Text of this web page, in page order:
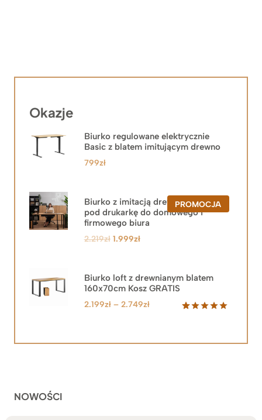
Okazje
Biurko regulowane elektrycznie
Basic z blatem imitującym drewno
799zł
PROMOCJAPRODUKT
W
Biurko z imitacją drewna z szafką
pod drukarkę do domowego i
firmowego biura
2.219zł Pierwotna
2.219zł.
1.999złAktualna
1.999zł.
Biurko loft z drewnianym blatem
160x70cm Kosz GRATIS
2.199zł – 2.749złZakres
2.199zł
NOWOŚCI